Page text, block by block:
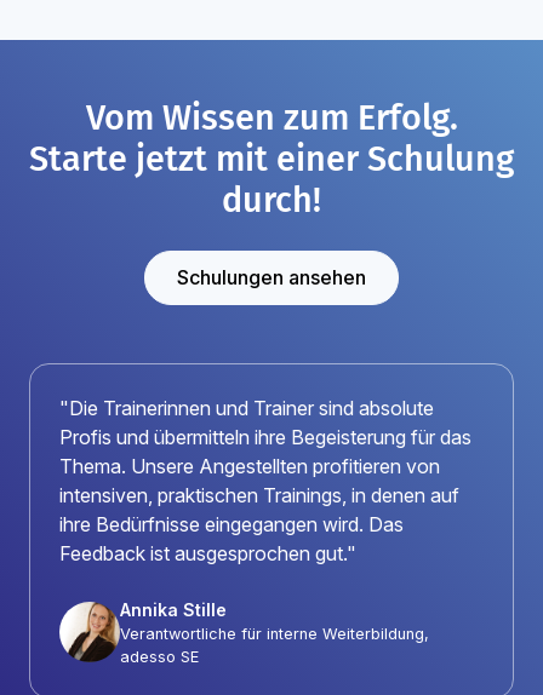
Vom Wissen zum Erfolg.
Starte jetzt mit einer Schulung
durch!
Schulungen ansehen
"Die Trainerinnen und Trainer sind absolute
Profis und übermitteln ihre Begeisterung für das
Thema. Unsere Angestellten profitieren von
intensiven, praktischen Trainings, in denen auf
ihre Bedürfnisse eingegangen wird. Das
Feedback ist ausgesprochen gut."
Annika Stille
Verantwortliche für interne Weiterbildung,
adesso SE